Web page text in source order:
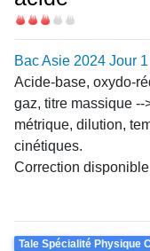
Difficulté
Bac Asie 2024 Jour 1
Acide-base, oxydo-
gaz, titre massique
métrique, dilution,
cinétiques.
Correction
Theme
Tale Spécialité Physique